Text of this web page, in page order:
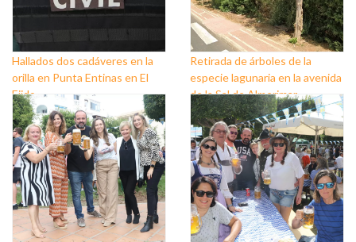
Hallados dos cadáveres en la
orilla en Punta Entinas en El
Ejido
Retirada de árboles de la
especie lagunaria en la avenida
de la Sal de Almerimar